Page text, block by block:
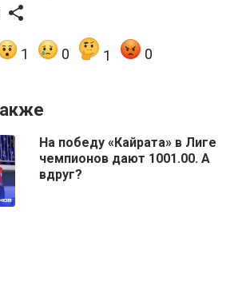
1 0 1 0
На победу «Кайрата» в Лиге
чемпионов дают 1001.00. А
вдруг?